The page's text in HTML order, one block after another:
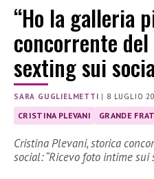
“Ho la galleria
concorrente
sexting sui
SARA GUGLIELMETTI | 8 LUGLIO
CRISTINA PLEVANI GRANDE
Cristina Plevani, storica
social: “Ricevo foto intime sui